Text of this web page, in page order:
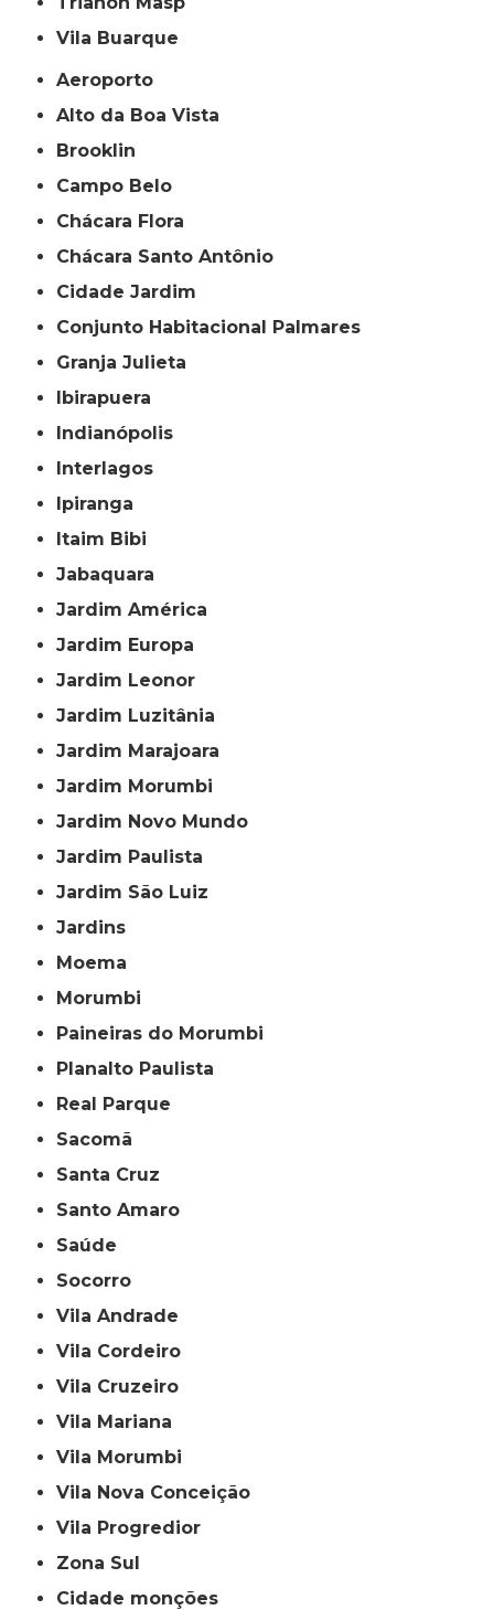
Vila Buarque
Aeroporto
Alto da Boa Vista
Brooklin
Campo Belo
Chácara Flora
Chácara Santo Antônio
Cidade Jardim
Conjunto Habitacional Palmares
Granja Julieta
Ibirapuera
Indianópolis
Interlagos
Ipiranga
Itaim Bibi
Jabaquara
Jardim América
Jardim Europa
Jardim Leonor
Jardim Luzitânia
Jardim Marajoara
Jardim Morumbi
Jardim Novo Mundo
Jardim Paulista
Jardim São Luiz
Jardins
Moema
Morumbi
Paineiras do Morumbi
Planalto Paulista
Real Parque
Sacomã
Santa Cruz
Santo Amaro
Saúde
Socorro
Vila Andrade
Vila Cordeiro
Vila Cruzeiro
Vila Mariana
Vila Morumbi
Vila Nova Conceição
Vila Progredior
Zona Sul
cidade monções